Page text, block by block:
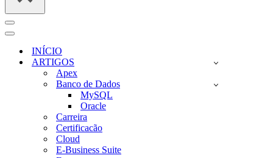
Menu
de
navegação
Menu
navegaçãoINÍCIO
ARTIGOS
Apex
Banco de Dados
MySQL
Oracle
Carreira
Certificacão
Cloud
E-Business Suite